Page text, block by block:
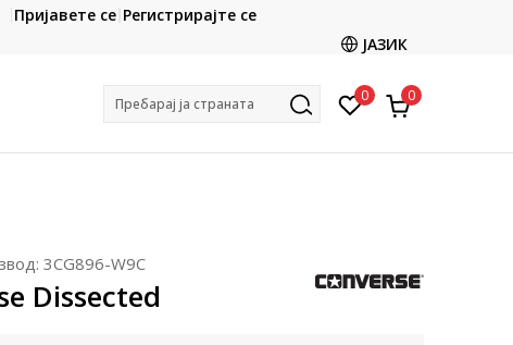
CLICK & COLLECT
Платете со картичка online и подигнете во продавницата
Пријавете се Регистрирајте се
ЈАЗИК
Пребарај ја страната 0 0
3CG896-W9C
Dissected